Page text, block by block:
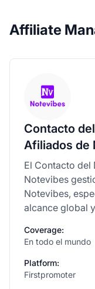
Affiliate
Contacto
Afiliados de
El Contacto del
Notevibes
Notevibes,
alcance global
Coverage:
En todo el mundo
Platform:
Firstpromoter